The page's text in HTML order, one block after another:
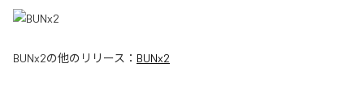
BUNx2の他のリリース： BUNx2